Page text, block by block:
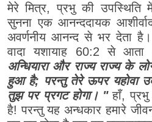
मेरे मित्र, प्रभु की
सुनना एक आनन्ददायक
अवर्णनीय आनन्द से भर देता
वादा यशायाह 60:2 से आता
अन्धियारा और राज्य राज्य के
हुआ है; परन्तु तेरे ऊपर यहोवा
तुझ पर प्रगट होगा। "हाँ,
है! परन्तु यह अन्धकार हमारे